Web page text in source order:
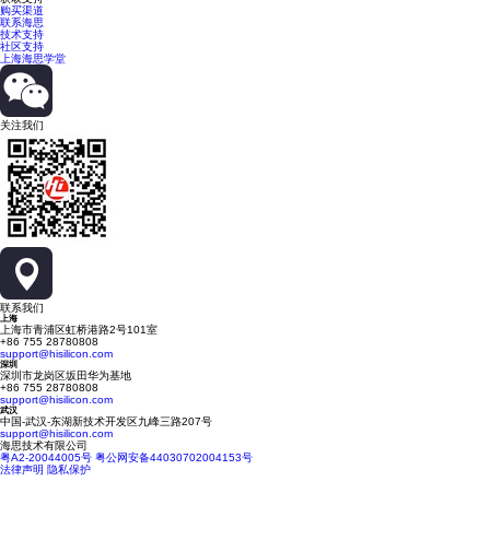
购买渠道
联系海思
技术支持
社区支持
上海海思学堂
关注我们
联系我们
上海
上海市青浦区虹桥港路2号101室
+86 755 28780808
support@hisilicon.com
深圳
深圳市龙岗区坂田华为基地
+86 755 28780808
support@hisilicon.com
武汉
中国-武汉-东湖新技术开发区九峰三路207号
support@hisilicon.com
海思技术有限公司
粤A2-20044005号 粤公网安备44030702004153号
法律声明 隐私保护